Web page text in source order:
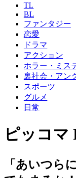
TL
BL
ファンタジー
恋愛
ドラマ
アクション
ホラー・ミス
裏社会・アン
スポーツ
グルメ
日常
ピッコマ
「あいつら